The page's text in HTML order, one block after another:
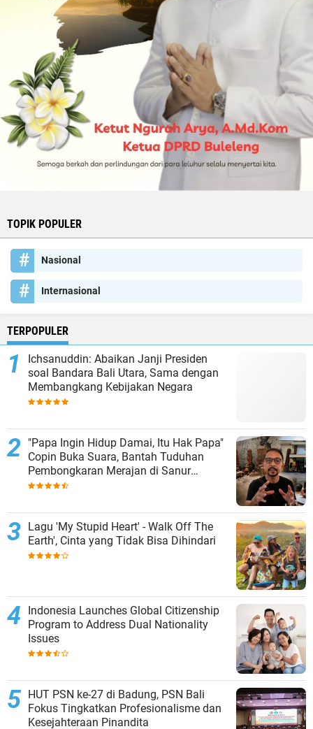
TOPIK POPULER
Nasional
Internasional
TERPOPULER
Ichsanuddin: Abaikan Janji Presiden
soal Bandara Bali Utara, Sama dengan
Membangkang Kebijakan Negara
"Papa Ingin Hidup Damai, Itu Hak Papa"
Copin Buka Suara, Bantah Tuduhan
Pembongkaran Merajan di Sanur
Sepihak
Lagu 'My Stupid Heart' - Walk Off The
Earth', Cinta yang Tidak Bisa Dihindari
Indonesia Launches Global Citizenship
Program to Address Dual Nationality
Issues
HUT PSN ke-27 di Badung, PSN Bali
Fokus Tingkatkan Profesionalisme dan
Kesejahteraan Pinandita